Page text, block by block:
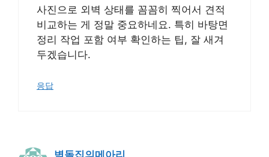
사진으로 외벽 상태를 꼼꼼히 찍어서 견적
비교하는 게 정말 중요하네요. 특히 바탕면
정리 작업 포함 여부 확인하는 팁, 잘 새겨
두겠습니다.
응답
벽돌집의메아리